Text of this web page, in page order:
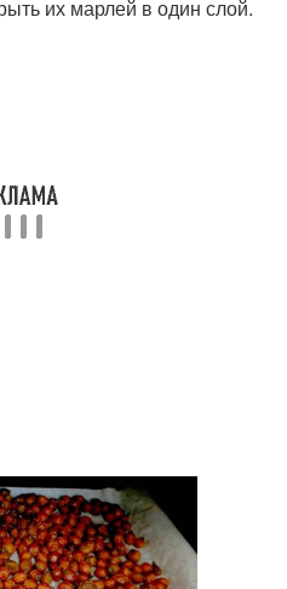
их марлей в один слой.